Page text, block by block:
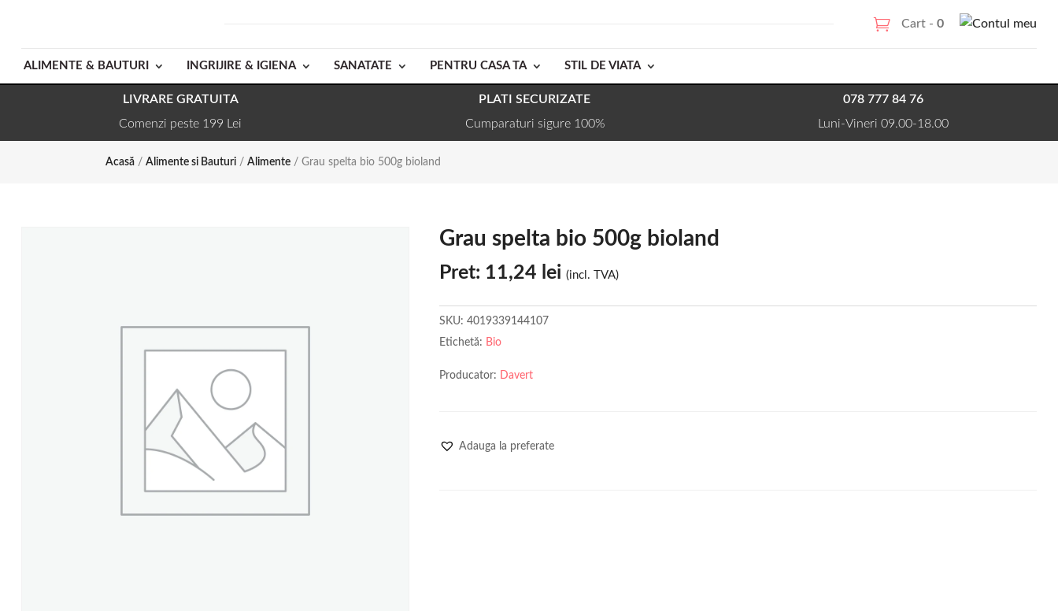
Cart -0
ALIMENTE & BAUTURI INGRIJIRE & IGIENA SANATATE PENTRU CASA TA STIL DE VIATA
LIVRARE GRATUITA
Comenzi peste 199 Lei
PLATI SECURIZATE
Cumparaturi sigure 100%
078 777 84 76
Luni-Vineri 09.00-18.00
Acasă /Alimente si Bauturi /Alimente / Grau spelta bio 500g bioland
Grau spelta bio 500g bioland
Pret: 11,24 lei (incl. TVA)
SKU:4019339144107
Etichetă: Bio
Producator: Davert
Adauga la preferate